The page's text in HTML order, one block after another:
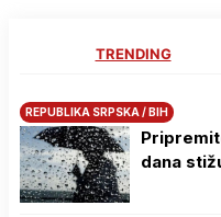
TRENDING
REPUBLIKA SRPSKA / BIH
dana